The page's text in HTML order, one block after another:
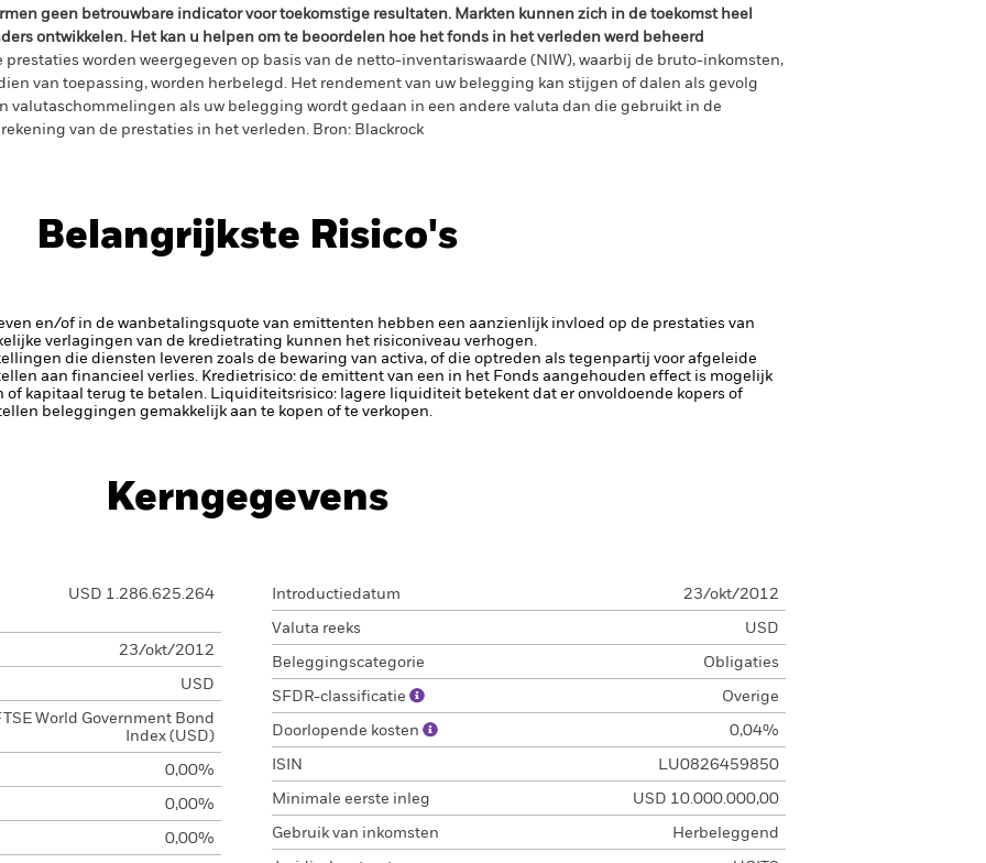
geen betrouwbare indicator voor toekomstige resultaten. Markten kunnen zich in de toekomst heel
ontwikkelen. Het kan u helpen om te beoordelen hoe het fonds in het verleden werd beheerd
prestaties worden weergegeven op basis van de netto-inventariswaarde (NIW), waarbij de bruto-inkomsten,
van toepassing, worden herbelegd. Het rendement van uw belegging kan stijgen of dalen als gevolg
valutaschommelingen als uw belegging wordt gedaan in een andere valuta dan die gebruikt in de
van de prestaties in het verleden. Bron: Blackrock
Belangrijkste Risico's
en/of in de wanbetalingsquote van emittenten hebben een aanzienlijk invloed op de prestaties van
verlagingen van de kredietrating kunnen het risiconiveau verhogen.
die diensten leveren zoals de bewaring van activa, of die optreden als tegenpartij voor afgeleide
aan financieel verlies. Kredietrisico: de emittent van een in het Fonds aangehouden effect is mogelijk
of kapitaal terug te betalen. Liquiditeitsrisico: lagere liquiditeit betekent dat er onvoldoende kopers of
beleggingen gemakkelijk aan te kopen of te verkopen.
Kerngegevens
USD 1.286.625.264
23/okt/2012
USD
World Government Bond
Index (USD)
0,00%
0,00%
0,00%
Introductiedatum 23/okt/2012
Valuta reeks USD
Beleggingscategorie Obligaties
SFDR-classificatie Overige
Doorlopende kosten 0,04%
ISIN LU0826459850
Minimale eerste inleg USD 10.000.000,00
Gebruik van inkomsten Herbeleggend